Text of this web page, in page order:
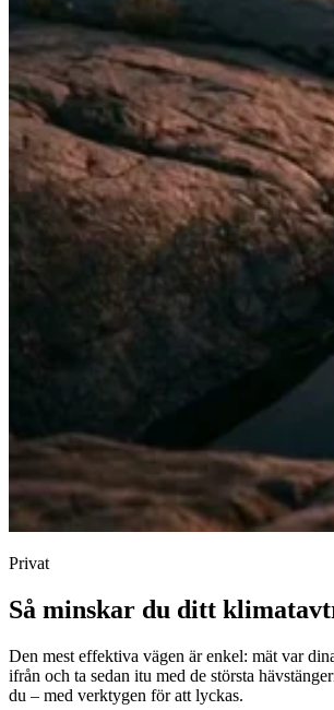
Privat
Så minskar du ditt
Den mest effektiva vägen är enkel: mät var
ifrån och ta sedan itu med de största
du – med verktygen för att lyckas.